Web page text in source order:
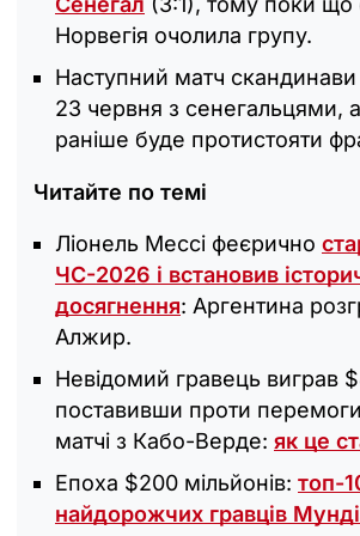
Норвегія очолила групу.
Наступний матч
23 червня з сенегальцями,
раніше буде протистояти
Читайте по темі
Ліонель Мессі феєрично
ЧС-2026 і встановив
досягнення: Аргентина
Алжир.
Невідомий гравець виграв
поставивши проти перемоги
матчі з Кабо-Верде: як це
Епоха $200 мільйонів: топ-
найдорожчих гравців